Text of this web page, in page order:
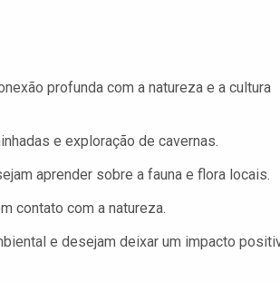
profunda com a natureza e a cultura
e exploração de cavernas.
aprender sobre a fauna e flora locais.
contato com a natureza.
e desejam deixar um impacto